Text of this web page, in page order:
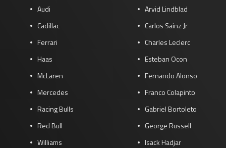
Audi
Cadillac
Ferrari
Haas
McLaren
Mercedes
Racing Bulls
Red Bull
Williams
Arvid Lindblad
Carlos Sainz Jr
Charles Leclerc
Esteban Ocon
Fernando Alonso
Franco Colapinto
Gabriel Bortoleto
George Russell
Isack Hadjar